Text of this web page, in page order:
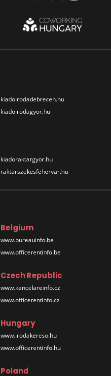
kiadoirodadebrecen.hu
kiadoirodagyor.hu
kiadoraktargyor.hu
raktarszekesfehervar.hu
Belgium
www.bureauinfo.be
www.officerentinfo.be
Czech Republic
www.kancelareinfo.cz
www.officerentinfo.cz
Hungary
www.irodakereso.hu
www.officerentinfo.hu
Poland